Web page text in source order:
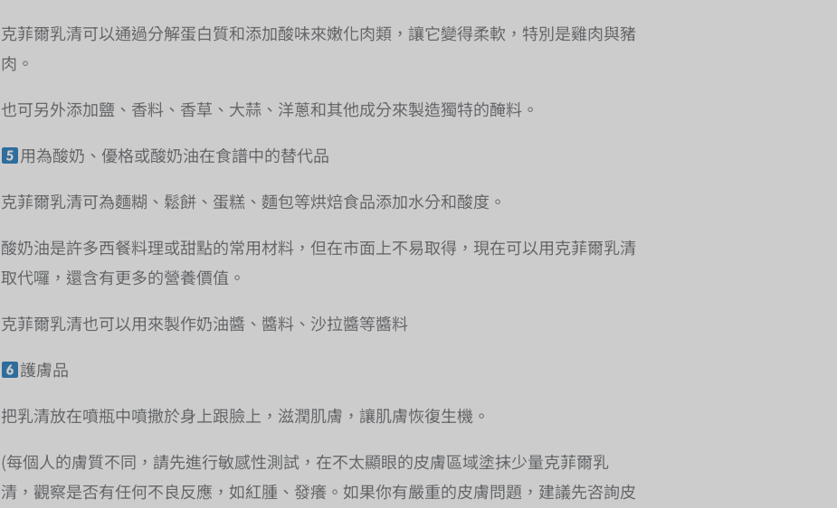
克菲爾乳清可以通過分解蛋白質和添加酸味來嫩化肉類，讓它變得柔軟，特別是雞肉與豬
肉。
也可另外添加鹽、香料、香草、大蒜、洋蔥和其他成分來製造獨特的醃料。
用為酸奶、優格或酸奶油在食譜中的替代品
克菲爾乳清可為麵糊、鬆餅、蛋糕、麵包等烘焙食品添加水分和酸度。
酸奶油是許多西餐料理或甜點的常用材料，但在市面上不易取得，現在可以用克菲爾乳清
取代囉，還含有更多的營養價值。
克菲爾乳清也可以用來製作奶油醬、醬料、沙拉醬等醬料
護膚品
把乳清放在噴瓶中噴撒於身上跟臉上，滋潤肌膚，讓肌膚恢復生機。
(每個人的膚質不同，請先進行敏感性測試，在不太顯眼的皮膚區域塗抹少量克菲爾乳
清，觀察是否有任何不良反應，如紅腫、發癢。如果你有嚴重的皮膚問題，建議先咨詢皮